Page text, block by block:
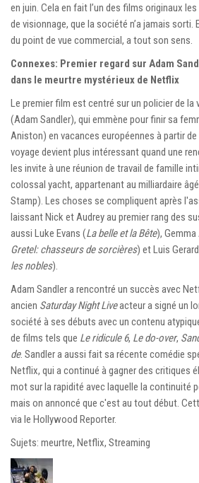
en juin. Cela en fait l’un des films originaux
de visionnage, que la société n’a jamais sorti.
du point de vue commercial, a tout son sens.
Connexes: Premier regard sur Adam
dans le meurtre mystérieux de Netflix
Le premier film est centré sur un policier de la
(Adam Sandler), qui emmène pour finir sa
Aniston) en vacances européennes à partir
voyage devient plus intéressant quand une
les invite à une réunion de travail de famille
colossal yacht, appartenant au milliardaire
Stamp). Les choses se compliquent après
laissant Nick et Audrey au premier rang des
aussi Luke Evans (La belle et la Bête),
Gretel: chasseurs de sorcières) et Luis
les nobles).
Adam Sandler a rencontré un succès avec
ancien Saturday Night Liveacteur a signé un
société à ses débuts avec un contenu
de films tels que Le ridicule 6, Le do-over,
de. Sandler a aussi fait sa récente comédie
Netflix, qui a continué à gagner des critiques
mot sur la rapidité avec laquelle la continuité
mais on annoncé que c'est au tout début.
via le Hollywood Reporter.
Sujets: meurtre, Netflix, Streaming